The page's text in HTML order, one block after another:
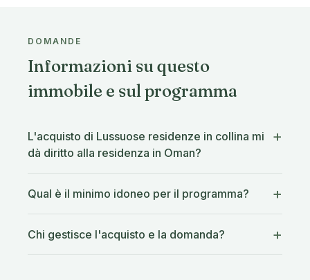
DOMANDE
Informazioni su questo
immobile e sul programma
L'acquisto di Lussuose residenze in collina mi
dà diritto alla residenza in Oman?
Qual è il minimo idoneo per il programma?
Chi gestisce l'acquisto e la domanda?